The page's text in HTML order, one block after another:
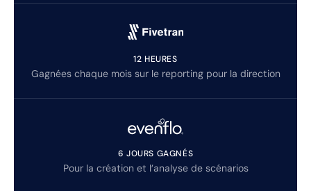
12 HEURES
Gagnées chaque mois sur le reporting pour la direction
6 JOURS GAGNÉS
Pour la création et l’analyse de scénarios